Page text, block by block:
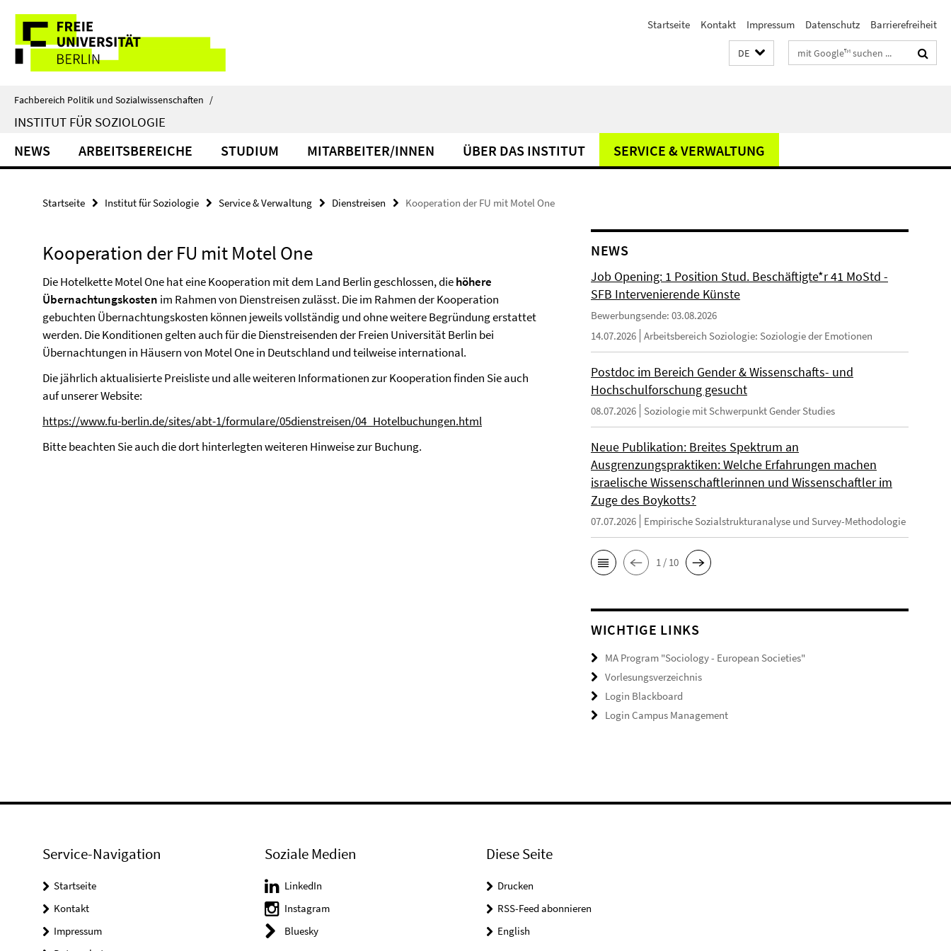
direkt
Inhalt
Service-
Navigation
Startseite Kontakt Impressum Datenschutz Barrierefreiheit
DE Suchbegriffe
Fachbereich Politik und Sozialwissenschaften /
INSTITUT FÜR SOZIOLOGIE
NEWS ARBEITSBEREICHE STUDIUM MITARBEITER/INNEN ÜBER DAS INSTITUT SERVICE & VERWALTUNG
Startseite Institut für Soziologie Service & Verwaltung Dienstreisen Kooperation der FU mit Motel One
Kooperation der FU mit Motel One
Die Hotelkette Motel One hat eine Kooperation mit dem Land Berlin geschlossen, diehöhere
Übernachtungskosten im Rahmen von Dienstreisen zulässt. Die im Rahmen der Kooperation
gebuchten Übernachtungskosten können jeweils vollständig und ohne weitere Begründung erstattet
werden. Die Konditionen gelten auch für die Dienstreisenden der Freien Universität Berlin bei
Übernachtungen in Häusern von Motel One in Deutschland und teilweise international.
Die jährlich aktualisierte Preisliste und alle weiteren Informationen zur Kooperation finden Sie auch
auf unserer Website:
https://www.fu-berlin.de/sites/abt-1/formulare/05dienstreisen/04_Hotelbuchungen.html
Bitte beachten Sie auch die dort hinterlegten weiteren Hinweise zur Buchung.
NEWS
Job Opening: 1 Position Stud. Beschäftigte*r 41 MoStd -
SFB Intervenierende Künste
Bewerbungsende: 03.08.2026
14.07.2026 Arbeitsbereich Soziologie: Soziologie der Emotionen
Postdoc im Bereich Gender & Wissenschafts- und
Hochschulforschung gesucht
08.07.2026 Soziologie mit Schwerpunkt Gender Studies
Neue Publikation: Breites Spektrum an
Ausgrenzungspraktiken: Welche Erfahrungen machen
israelische Wissenschaftlerinnen und Wissenschaftler im
Zuge des Boykotts?
07.07.2026 Empirische Sozialstrukturanalyse und Survey-Methodologie
1 / 10
WICHTIGE LINKS
MA Program "Sociology - European Societies"
Vorlesungsverzeichnis
Login Blackboard
Login Campus Management
Service-Navigation
Startseite
Kontakt
Impressum
Soziale Medien
LinkedIn
Instagram
Bluesky
Diese Seite
Drucken
RSS-Feed abonnieren
English